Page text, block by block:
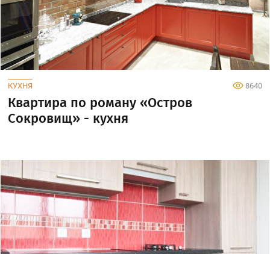
КУХНЯ 8640
Квартира по роману «Остров
Сокровищ» - кухня